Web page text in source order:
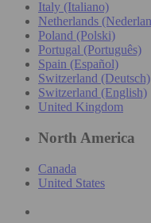
Italy (Italiano)
Netherlands
Poland (Polski)
Portugal (Português)
Spain (Español)
Switzerland (Deutsch)
Switzerland (English)
United Kingdom
North America
Canada
United States